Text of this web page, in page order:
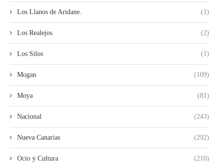
Los Llanos de Aridane. (1)
Los Realejos (2)
Los Silos (1)
Mogan (109)
Moya (81)
Nacional (243)
Nueva Canarias (292)
Ocio y Cultura (210)